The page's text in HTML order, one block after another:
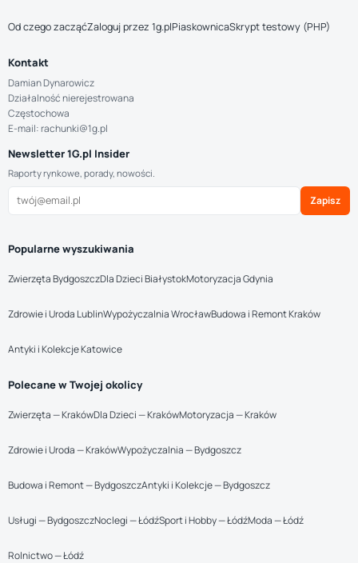
Od czego zacząćZaloguj przez 1g.plPiaskownicaSkrypt testowy (PHP)
Kontakt
Damian Dynarowicz
Działalność nierejestrowana
Częstochowa
E-mail: rachunki@1g.pl
Newsletter 1G.pl Insider
Raporty rynkowe, porady, nowości.
Zapisz
Popularne wyszukiwania
Zwierzęta BydgoszczDla Dzieci BiałystokMotoryzacja Gdynia
Zdrowie i Uroda LublinWypożyczalnia WrocławBudowa i Remont Kraków
Antyki i Kolekcje Katowice
Polecane w Twojej okolicy
Zwierzęta — KrakówDla Dzieci — KrakówMotoryzacja — Kraków
Zdrowie i Uroda — KrakówWypożyczalnia — Bydgoszcz
Budowa i Remont — BydgoszczAntyki i Kolekcje — Bydgoszcz
Usługi — BydgoszczNoclegi — ŁódźSport i Hobby — ŁódźModa — Łódź
Rolnictwo — Łódź